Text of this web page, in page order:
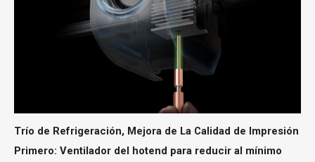
Trío de Refrigeración, Mejora de La Calidad de Impresión
Primero: Ventilador del hotend para reducir al mínimo